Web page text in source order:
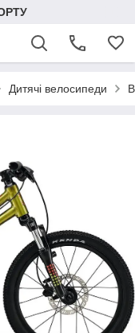
Дитячі велосипеди